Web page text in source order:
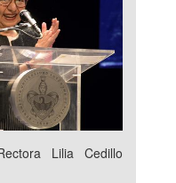
Lilia Cedillo